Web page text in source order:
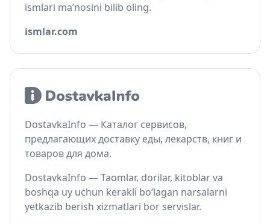
ismlari ma’nosini bilib oling.
ismlar.com
DostavkaInfo — Каталог сервисов,
предлагающих доставку еды, лекарств, книг и
товаров для дома.
DostavkaInfo — Taomlar, dorilar, kitoblar va
boshqa uy uchun kerakli bo‘lagan narsalarni
yetkazib berish xizmatlari bor servislar.